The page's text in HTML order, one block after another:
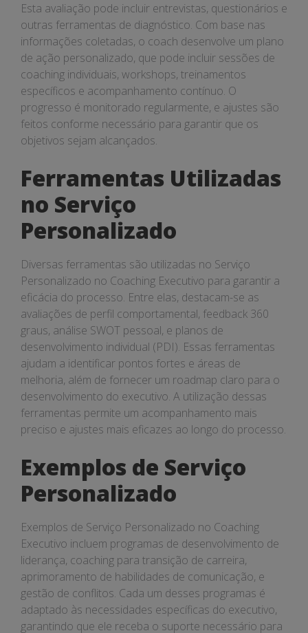
Esta avaliação pode incluir entrevistas, questionários e
outras ferramentas de diagnóstico. Com base nas
informações coletadas, o coach desenvolve um plano
de ação personalizado, que pode incluir sessões de
coaching individuais, workshops, treinamentos
específicos e acompanhamento contínuo. O
progresso é monitorado regularmente, e ajustes são
feitos conforme necessário para garantir que os
objetivos sejam alcançados.
Ferramentas Utilizadas
no Serviço
Personalizado
Diversas ferramentas são utilizadas no Serviço
Personalizado no Coaching Executivo para garantir a
eficácia do processo. Entre elas, destacam-se as
avaliações de perfil comportamental, feedback 360
graus, análise SWOT pessoal, e planos de
desenvolvimento individual (PDI). Essas ferramentas
ajudam a identificar pontos fortes e áreas de
melhoria, além de fornecer um roadmap claro para o
desenvolvimento do executivo. A utilização dessas
ferramentas permite um acompanhamento mais
preciso e ajustes mais eficazes ao longo do processo.
Exemplos de Serviço
Personalizado
Exemplos de Serviço Personalizado no Coaching
Executivo incluem programas de desenvolvimento de
liderança, coaching para transição de carreira,
aprimoramento de habilidades de comunicação, e
gestão de conflitos. Cada um desses programas é
adaptado às necessidades específicas do executivo,
garantindo que ele receba o suporte necessário para